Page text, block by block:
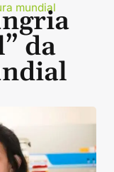
mundial
da